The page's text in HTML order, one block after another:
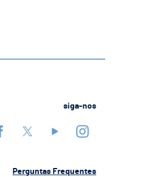
siga-nos
Perguntas Frequentes